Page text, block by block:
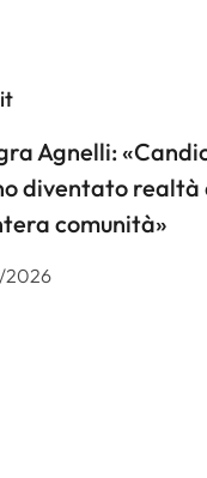
Agnelli:
diventato realtà
comunità»
2026